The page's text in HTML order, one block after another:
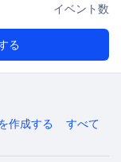
る
イベント数
作成する
すべて